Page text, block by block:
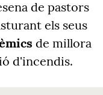
de pastors
els seus
de millora
d'incendis.